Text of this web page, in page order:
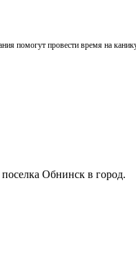
помогут провести время на
Обнинск в город.